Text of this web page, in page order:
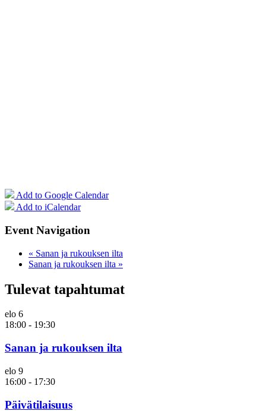
Add to Google Calendar
Add to iCalendar
Event Navigation
« Sanan ja rukouksen ilta
Sanan ja rukouksen ilta »
Tulevat tapahtumat
elo 6
18:00 - 19:30
Sanan ja rukouksen ilta
elo 9
16:00 - 17:30
Päivätilaisuus